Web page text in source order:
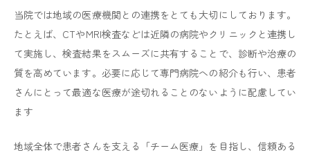
2025.09.19 一般のお知らせ
スマートフォン対応のマイナンバーカードシ
ステム導入のお知らせ
こちらのご利用にはご自身にてスマートフォンでの利用
登録が必要となります。
当院では地域の医療機関との連携をとても大切にしております。
たとえば、CTやMRI検査などは近隣の病院やクリニックと連携し
て実施し、検査結果をスムーズに共有することで、診断や治療の
質を高めています。必要に応じて専門病院への紹介も行い、患者
さんにとって最適な医療が途切れることのないように配慮してい
ます
地域全体で患者さんを支える「チーム医療」を目指し、信頼ある